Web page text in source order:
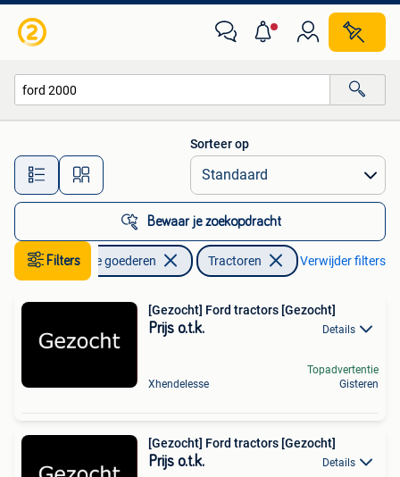
Alle afstanden…
Sorteer op
Bewaar je zoekopdracht
Filters
Zakelijke goederen Tractoren Verwijder filters
[Gezocht] Ford tractors [Gezocht]
Prijs o.t.k. Details
Xhendelesse
Topadvertentie
Gisteren
[Gezocht] Ford tractors [Gezocht]
Prijs o.t.k. Details